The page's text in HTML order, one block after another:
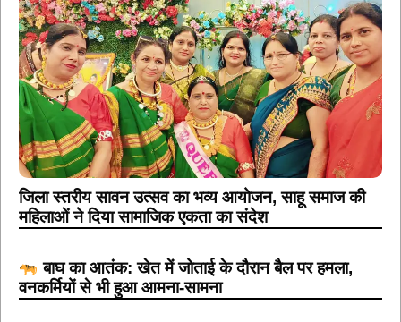
जिला स्तरीय सावन उत्सव का भव्य आयोजन, साहू समाज की
महिलाओं ने दिया सामाजिक एकता का संदेश
बाघ का आतंक: खेत में जोताई के दौरान बैल पर हमला,
वनकर्मियों से भी हुआ आमना-सामना